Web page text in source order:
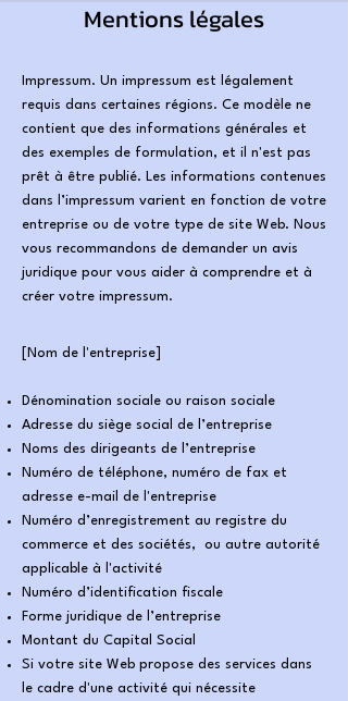
Mentions légales
Impressum. Un impressum est légalement
requis dans certaines régions. Ce modèle ne
contient que des informations générales et
des exemples de formulation, et il n'est pas
prêt à être publié. Les informations contenues
dans l’impressum varient en fonction de votre
entreprise ou de votre type de site Web. Nous
vous recommandons de demander un avis
juridique pour vous aider à comprendre et à
créer votre impressum.
[Nom de l'entreprise]
Dénomination sociale ou raison sociale
Adresse du siège social de l’entreprise
Noms des dirigeants de l’entreprise
Numéro de téléphone, numéro de fax et
adresse e-mail de l'entreprise
Numéro d’enregistrement au registre du
commerce et des sociétés, ou autre autorité
applicable à l'activité
Numéro d’identification fiscale
Forme juridique de l’entreprise
Montant du Capital Social
Si votre site Web propose des services dans
le cadre d'une activité qui nécessite